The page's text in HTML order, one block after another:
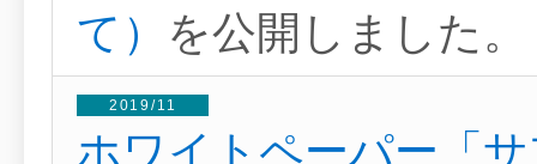
て） を公開しました。
2019/11
ホワイトペーパー「